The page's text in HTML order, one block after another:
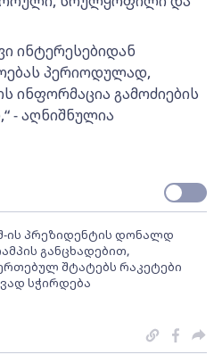
ინტერესებიდან
პერიოდულად,
გამოძიების
- აღნიშნულია
ის პრეზიდენტის დონალდ
განცხადებით,
შტატებს რაკეტები
სჭირდება